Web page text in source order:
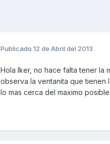
Publicado 12 de Abril del 2013
Hola Iker, no hace falta tener la
observa la ventanita que tienen
lo mas cerca del maximo